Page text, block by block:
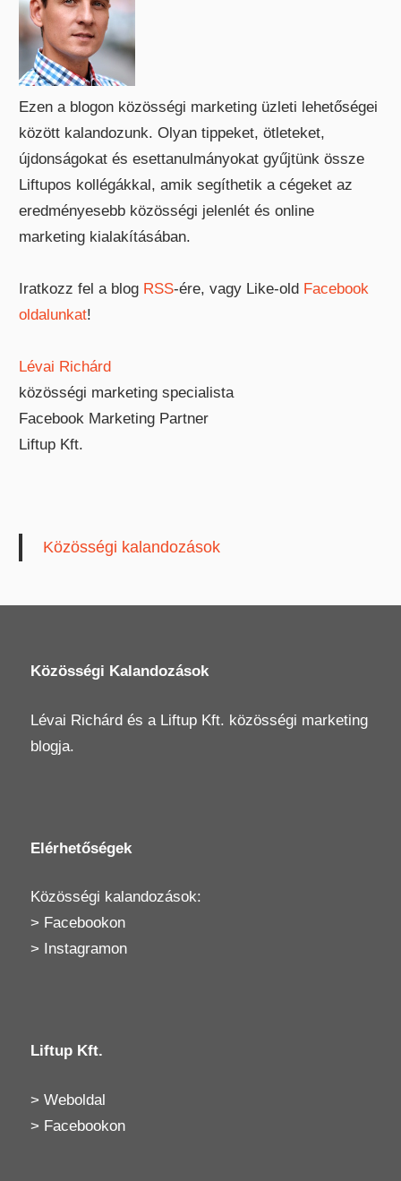
Ezen a blogon közösségi marketing üzleti lehetőségei
között kalandozunk. Olyan tippeket, ötleteket,
újdonságokat és esettanulmányokat gyűjtünk össze
Liftupos kollégákkal, amik segíthetik a cégeket az
eredményesebb közösségi jelenlét és online
marketing kialakításában.
Iratkozz fel a blog RSS-ére, vagy Like-old Facebook
oldalunkat!
Lévai Richárd
közösségi marketing specialista
Facebook Marketing Partner
Liftup Kft.
Közösségi kalandozások
Közösségi Kalandozások
Lévai Richárd és a Liftup Kft. közösségi marketing
blogja.
Elérhetőségek
Közösségi kalandozások:
> Facebookon
> Instagramon
Liftup Kft.
> Weboldal
> Facebookon